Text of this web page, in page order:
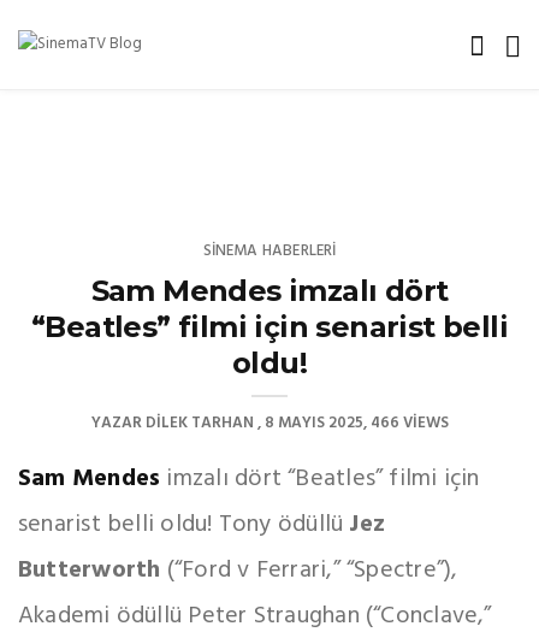
SINEMA HABERLERI
Sam Mendes imzalı dört
“Beatles” filmi için senarist belli
oldu!
YAZARDILEK TARHAN 8 MAYIS 2025 466 VIEWS
Sam Mendes imzalı dört “Beatles” filmi için
senarist belli oldu! Tony ödüllü Jez
Butterworth (“Ford v Ferrari,” “Spectre”),
Akademi ödüllü Peter Straughan (“Conclave,”